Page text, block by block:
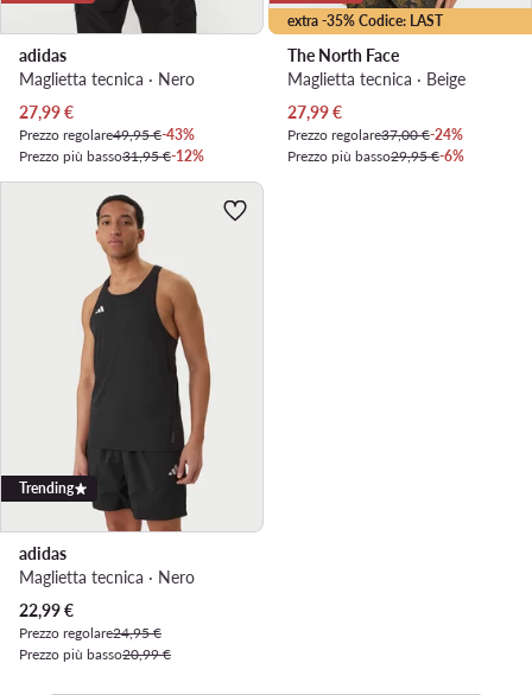
adidas
Maglietta tecnica · Nero
Prezzo attuale
27,99€
Prezzo regolare49,95 €-43%
Prezzo più basso31,95 €-12%
extra -35% Codice: LAST
The North Face
Maglietta tecnica · Beige
Prezzo attuale
27,99€
Prezzo regolare37,00 €-24%
Prezzo più basso29,95 €-6%
Trending
adidas
Maglietta tecnica · Nero
Prezzo attuale
22,99€
Prezzo regolare24,95 €
Prezzo più basso20,99 €